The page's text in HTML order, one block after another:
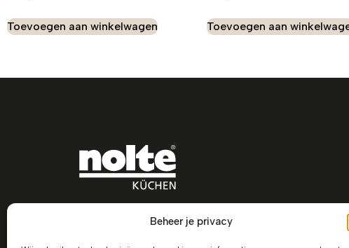
Beheer je privacy
Toevoegen aan winkelwagen Toevoegen aan